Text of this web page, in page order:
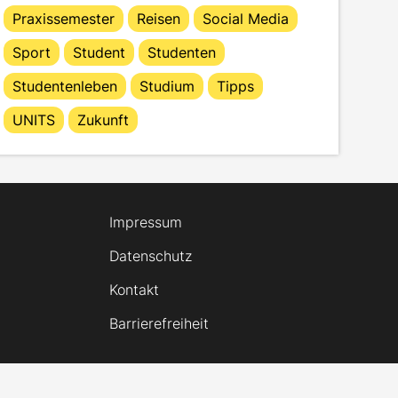
Praxissemester
Reisen
Social Media
Sport
Student
Studenten
Studentenleben
Studium
Tipps
UNITS
Zukunft
Impressum
Datenschutz
Kontakt
Barrierefreiheit